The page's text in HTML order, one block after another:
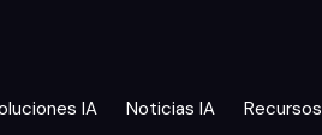
IA Noticias IA Recursos